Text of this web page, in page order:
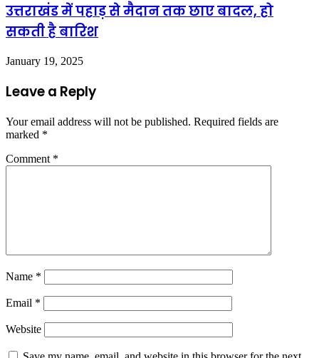
उत्तराखंड में पहाड़ से मैदान तक छाए बादल, हो
सकती है बारिश
January 19, 2025
Leave a Reply
Your email address will not be published. Required fields are
marked *
Comment *
Name *
Email *
Website